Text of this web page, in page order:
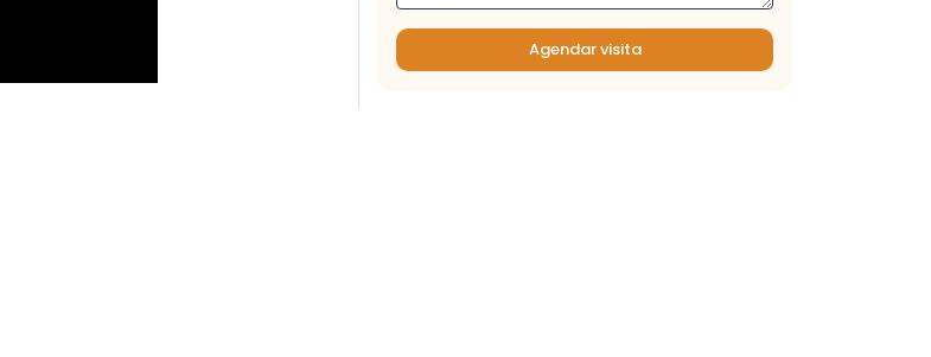
Agendar visita